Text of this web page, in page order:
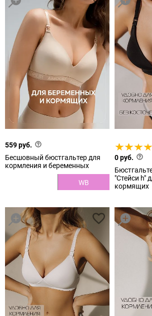
559 руб.
Бесшовный бюстгальтер для
кормления и беременных
WB
0 руб.
"Стейси h"
кормящих